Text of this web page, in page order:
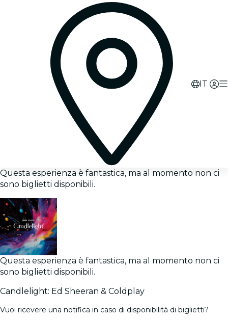
IT
Questa esperienza è fantastica, ma al momento non ci
sono biglietti disponibili.
Questa esperienza è fantastica, ma al momento non ci
sono biglietti disponibili.
Candlelight: Ed Sheeran & Coldplay
Vuoi ricevere una notifica in caso di disponibilità di biglietti?